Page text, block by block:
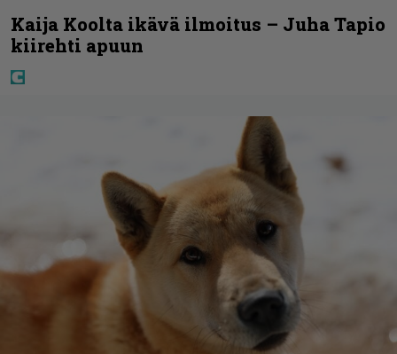
Kaija Koolta ikävä ilmoitus – Juha Tapio
kiirehti apuun